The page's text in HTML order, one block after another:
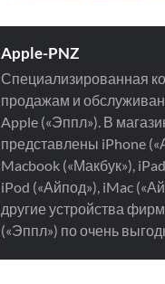
Apple-PNZ
Специализированная
продажам и
Apple («Эппл»). В
представлены iPhone
Macbook («Макбук»),
iPod («Айпод»), iMac
другие устройства
(«Эппл») по очень